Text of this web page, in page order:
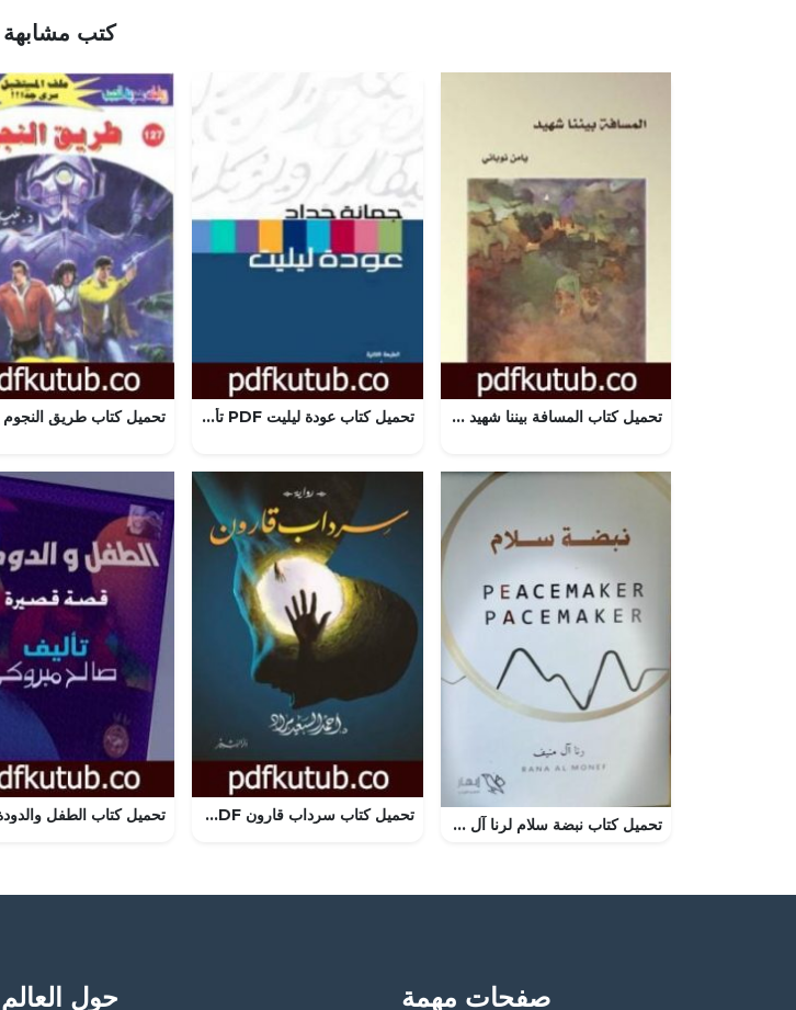
كتب مشابهة
تحميل كتاب المسافة بيننا شهيد PDF تأليف يامن نوباني مجانا [كامل] تحميل كتاب عودة ليليت PDF تأليف جمانة حداد مجانا [كامل]
تحميل كتاب نبضة سلام لرنا آل منيف بصيغة PDF مجانا تحميل كتاب سرداب قارون PDF تأليف أحمد السعيد مراد مجانا [كامل]
صفحات مهمة حول العالم